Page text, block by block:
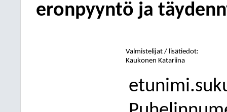
eronpyyntö ja
Valmistelijat / lisätiedot:
Kaukonen Katariina